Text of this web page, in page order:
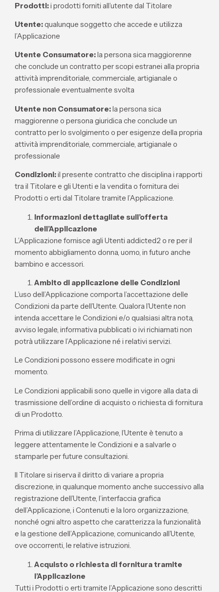
Prodotti:i prodotti forniti all’utente dal Titolare
Utente:qualunque soggetto che accede e utilizza
l’Applicazione
Utente Consumatore:la persona sica maggiorenne
che conclude un contratto per scopi estranei alla propria
attività imprenditoriale, commerciale, artigianale o
professionale eventualmente svolta
Utente non Consumatore:la persona sica
maggiorenne o persona giuridica che conclude un
contratto per lo svolgimento o per esigenze della propria
attività imprenditoriale, commerciale, artigianale o
professionale
Condizioni:il presente contratto che disciplina i rapporti
tra il Titolare e gli Utenti e la vendita o fornitura dei
Prodotti o erti dal Titolare tramite l’Applicazione.
Informazioni dettagliate sull’offerta
dell’Applicazione
L’Applicazione fornisce agli Utenti addicted2 o re per il
momento abbigliamento donna, uomo, in futuro anche
bambino e accessori.
Ambito di applicazione delle Condizioni
L’uso dell’Applicazione comporta l’accettazione delle
Condizioni da parte dell’Utente. Qualora l’Utente non
intenda accettare le Condizioni e/o qualsiasi altra nota,
avviso legale, informativa pubblicati o ivi richiamati non
potrà utilizzare l’Applicazione né i relativi servizi.
Le Condizioni possono essere modificate in ogni
momento.
Le Condizioni applicabili sono quelle in vigore alla data di
trasmissione dell’ordine di acquisto o richiesta di fornitura
di un Prodotto.
Prima di utilizzare l’Applicazione, l’Utente è tenuto a
leggere attentamente le Condizioni e a salvarle o
stamparle per future consultazioni.
Il Titolare si riserva il diritto di variare a propria
discrezione, in qualunque momento anche successivo alla
registrazione dell’Utente, l’interfaccia grafica
dell’Applicazione, i Contenuti e la loro organizzazione,
nonché ogni altro aspetto che caratterizza la funzionalità
e la gestione dell’Applicazione, comunicando all’Utente,
ove occorrenti, le relative istruzioni.
Acquisto o richiesta di fornitura tramite
l’Applicazione
Tutti i Prodotti o erti tramite l’Applicazione sono descritti